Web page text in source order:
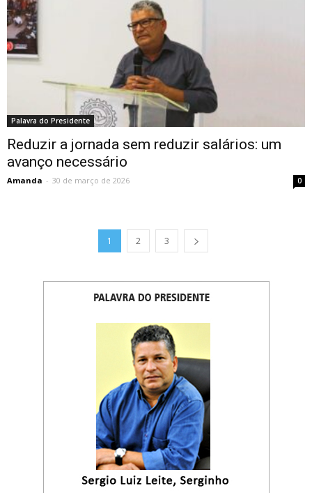
Palavra do Presidente
Reduzir a jornada sem reduzir salários: um
avanço necessário
Amanda - 30 de março de 2026 0
1 2 3